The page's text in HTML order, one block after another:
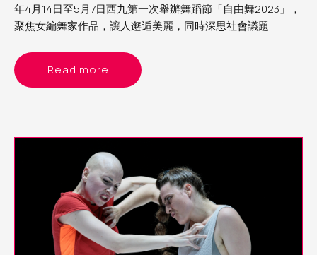
年4月14日至5月7日西九第一次舉辦舞蹈節「自由舞2023」，
聚焦女編舞家作品，讓人邂逅美麗，同時深思社會議題
Read more